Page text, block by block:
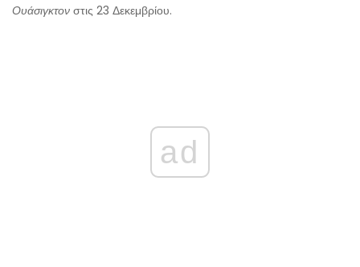
Ουάσιγκτον στις 23 Δεκεμβρίου.
ad